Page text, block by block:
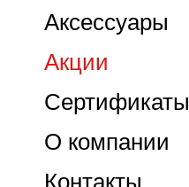
Контакты
О компании
Сертификаты
Акции
Аксессуары